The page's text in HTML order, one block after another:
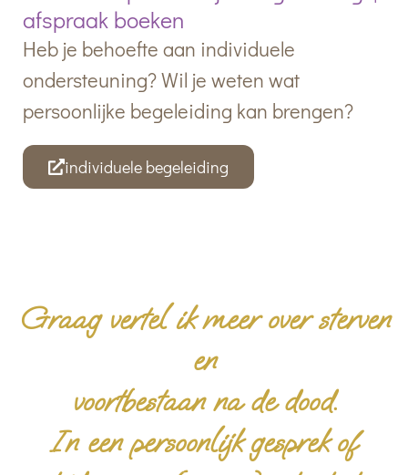
afspraak boeken
Heb je behoefte aan individuele
ondersteuning?Wil je weten wat
persoonlijke begeleiding kan brengen?
individuele begeleiding
Graag vertel ik meer over sterven
en
voortbestaan na de dood.
In een persoonlijk gesprek of